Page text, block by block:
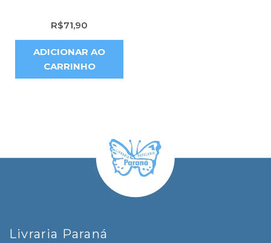
R$71,90
ADICIONAR AO
CARRINHO
Livraria Paraná